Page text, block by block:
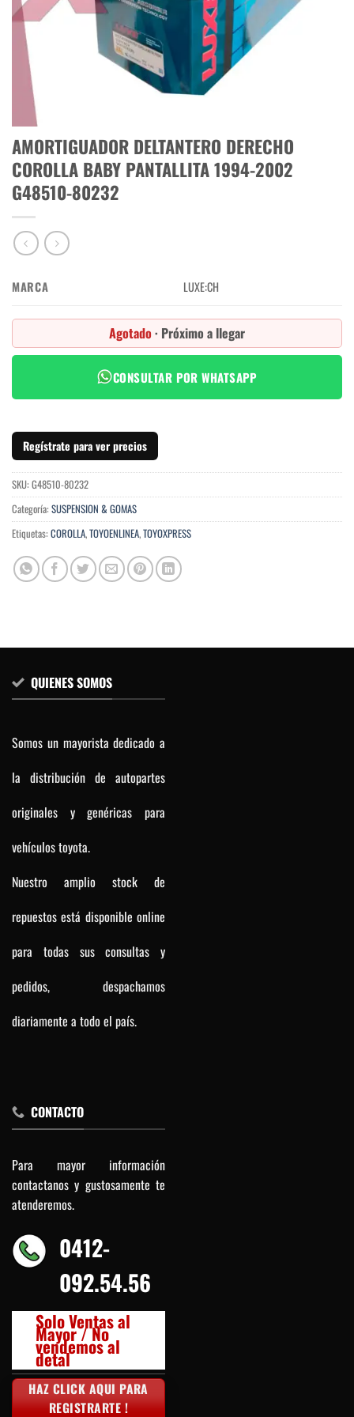
AMORTIGUADOR DELTANTERO DERECHO
COROLLA BABY PANTALLITA 1994-2002
G48510-80232
MARCA LUXE:CH
Agotado · Próximo a llegar
CONSULTAR POR WHATSAPP
Regístrate para ver precios
SKU: G48510-80232
Categoría: SUSPENSION & GOMAS
Etiquetas: COROLLA,TOYOENLINEA,TOYOXPRESS
QUIENES SOMOS
Somos un mayorista dedicado a
la distribución de autopartes
originales y genéricas para
vehículos toyota.
Nuestro amplio stock de
repuestos está disponible online
para todas sus consultas y
pedidos, despachamos
diariamente a todo el país.
CONTACTO
Para mayor información
contactanos y gustosamente te
atenderemos.
0412-
092.54.56
Solo Ventas al
Mayor / No
vendemos al
detal
HAZ CLICK AQUI PARA
REGISTRARTE !